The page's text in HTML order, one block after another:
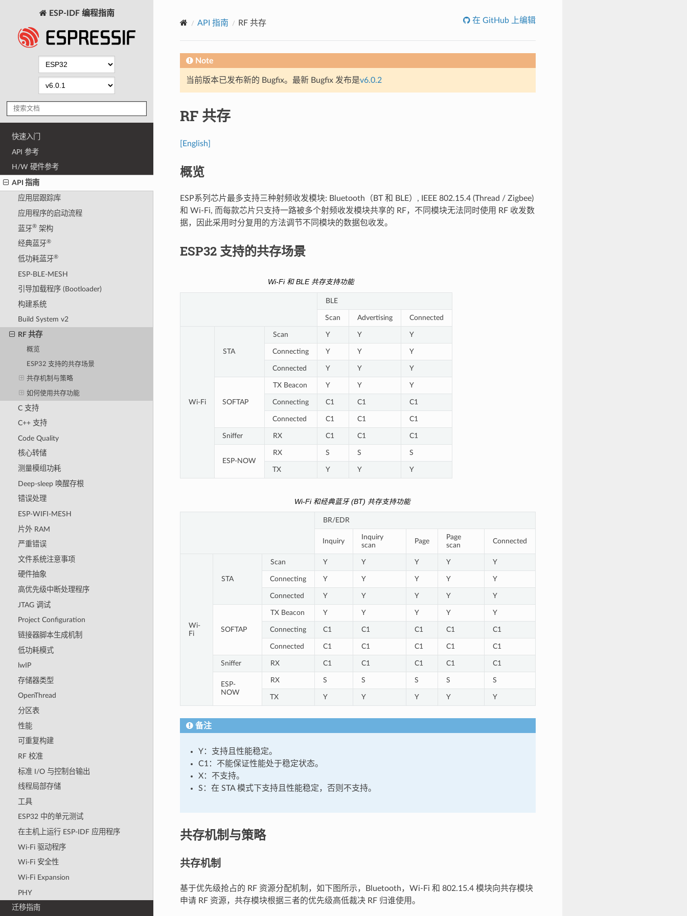
ESP-IDF 编程指南
快速入门
API 参考
H/W 硬件参考
API 指南
应用层跟踪库
应用程序的启动流程
蓝牙®架构
经典蓝牙®
低功耗蓝牙®
ESP-BLE-MESH
引导加载程序 (Bootloader)
构建系统
Build System v2
RF 共存
概览
ESP32 支持的共存场景
共存机制与策略
如何使用共存功能
C 支持
C++ 支持
Code Quality
核心转储
测量模组功耗
Deep-sleep 唤醒存根
错误处理
ESP-WIFI-MESH
片外 RAM
严重错误
文件系统注意事项
硬件抽象
高优先级中断处理程序
JTAG 调试
Project Configuration
链接器脚本生成机制
低功耗模式
lwIP
存储器类型
OpenThread
分区表
性能
可重复构建
RF 校准
标准 I/O 与控制台输出
线程局部存储
工具
ESP32 中的单元测试
在主机上运行 ESP-IDF 应用程序
Wi-Fi 驱动程序
Wi-Fi 安全性
Wi-Fi Expansion
PHY
迁移指南
API 指南 RF 共存 在 GitHub 上编辑
Note
当前版本已发布新的 Bugfix。最新 Bugfix 发布是v6.0.2
RF 共存
[English]
概览
ESP系列芯片最多支持三种射频收发模块: Bluetooth（BT 和 BLE）, IEEE 802.15.4 (Thread / Zigbee)
和 Wi-Fi, 而每款芯片只支持一路被多个射频收发模块共享的 RF，不同模块无法同时使用 RF 收发数
据，因此采用时分复用的方法调节不同模块的数据包收发。
ESP32 支持的共存场景
Wi-Fi 和 BLE 共存支持功能
BLE
Scan Advertising Connected
Wi-Fi
STA
Scan Y Y Y
Connecting Y Y Y
Connected Y Y Y
SOFTAP
TX Beacon Y Y Y
Connecting C1 C1 C1
Connected C1 C1 C1
Sniffer RX C1 C1 C1
ESP-NOW
RX S S S
TX Y Y Y
Wi-Fi 和经典蓝牙 (BT) 共存支持功能
BR/EDR
Inquiry
Inquiry
scan
Page
Page
scan
Connected
Wi-
Fi
STA
Scan Y Y Y Y Y
Connecting Y Y Y Y Y
Connected Y Y Y Y Y
SOFTAP
TX Beacon Y Y Y Y Y
Connecting C1 C1 C1 C1 C1
Connected C1 C1 C1 C1 C1
Sniffer RX C1 C1 C1 C1 C1
ESP-
NOW
RX S S S S S
TX Y Y Y Y Y
备注
Y：支持且性能稳定。
C1：不能保证性能处于稳定状态。
X：不支持。
S：在 STA 模式下支持且性能稳定，否则不支持。
共存机制与策略
共存机制
基于优先级抢占的 RF 资源分配机制，如下图所示，Bluetooth，Wi-Fi 和 802.15.4 模块向共存模块
申请 RF 资源，共存模块根据三者的优先级高低裁决 RF 归谁使用。